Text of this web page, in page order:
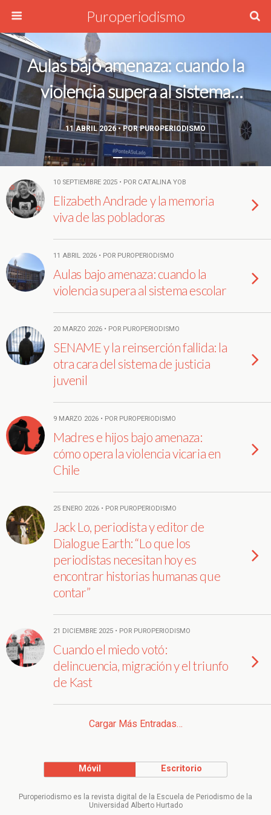
Puroperiodismo
11 ABRIL 2026 • POR PUROPERIODISMO
Aulas bajo amenaza: cuando la
violencia supera al sistema
escolar
10 SEPTIEMBRE 2025 • POR CATALINA YOB
Elizabeth Andrade y la memoria
viva de las pobladoras
11 ABRIL 2026 • POR PUROPERIODISMO
Aulas bajo amenaza: cuando la
violencia supera al sistema escolar
20 MARZO 2026 • POR PUROPERIODISMO
SENAME y la reinserción fallida: la
otra cara del sistema de justicia
juvenil
9 MARZO 2026 • POR PUROPERIODISMO
Madres e hijos bajo amenaza:
cómo opera la violencia vicaria en
Chile
25 ENERO 2026 • POR PUROPERIODISMO
Jack Lo, periodista y editor de
Dialogue Earth: “Lo que los
periodistas necesitan hoy es
encontrar historias humanas que
contar”
21 DICIEMBRE 2025 • POR PUROPERIODISMO
Cuando el miedo votó:
delincuencia, migración y el triunfo
de Kast
Cargar Más Entradas…
Móvil Escritorio
Puroperiodismo es la revista digital de la Escuela de Periodismo de la
Universidad Alberto Hurtado